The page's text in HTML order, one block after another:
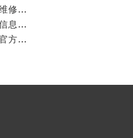
亲身到店探访成都万国官方售后服务中心｜官方地址与维修热线（2026年7月最新）
成都万国官方售后服务中心｜最新热线及维修地址权威信息公示（2026年7月最新）
亲身到店探访成都万国官方售后服务中心｜维修地址与官方客服热线（2026年7月最新）